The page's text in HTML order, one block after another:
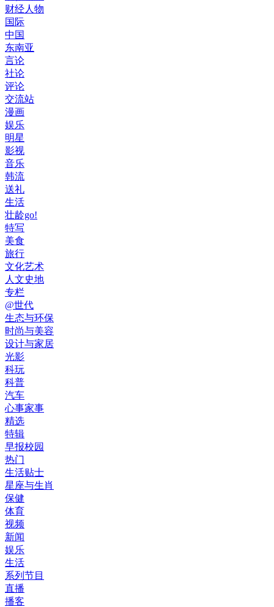
财经人物
国际
中国
东南亚
言论
社论
评论
交流站
漫画
娱乐
明星
影视
音乐
韩流
送礼
生活
壮龄go!
特写
美食
旅行
文化艺术
人文史地
专栏
@世代
生态与环保
时尚与美容
设计与家居
光影
科玩
科普
汽车
心事家事
精选
特辑
早报校园
热门
生活贴士
星座与生肖
保健
体育
视频
新闻
娱乐
生活
系列节目
直播
播客